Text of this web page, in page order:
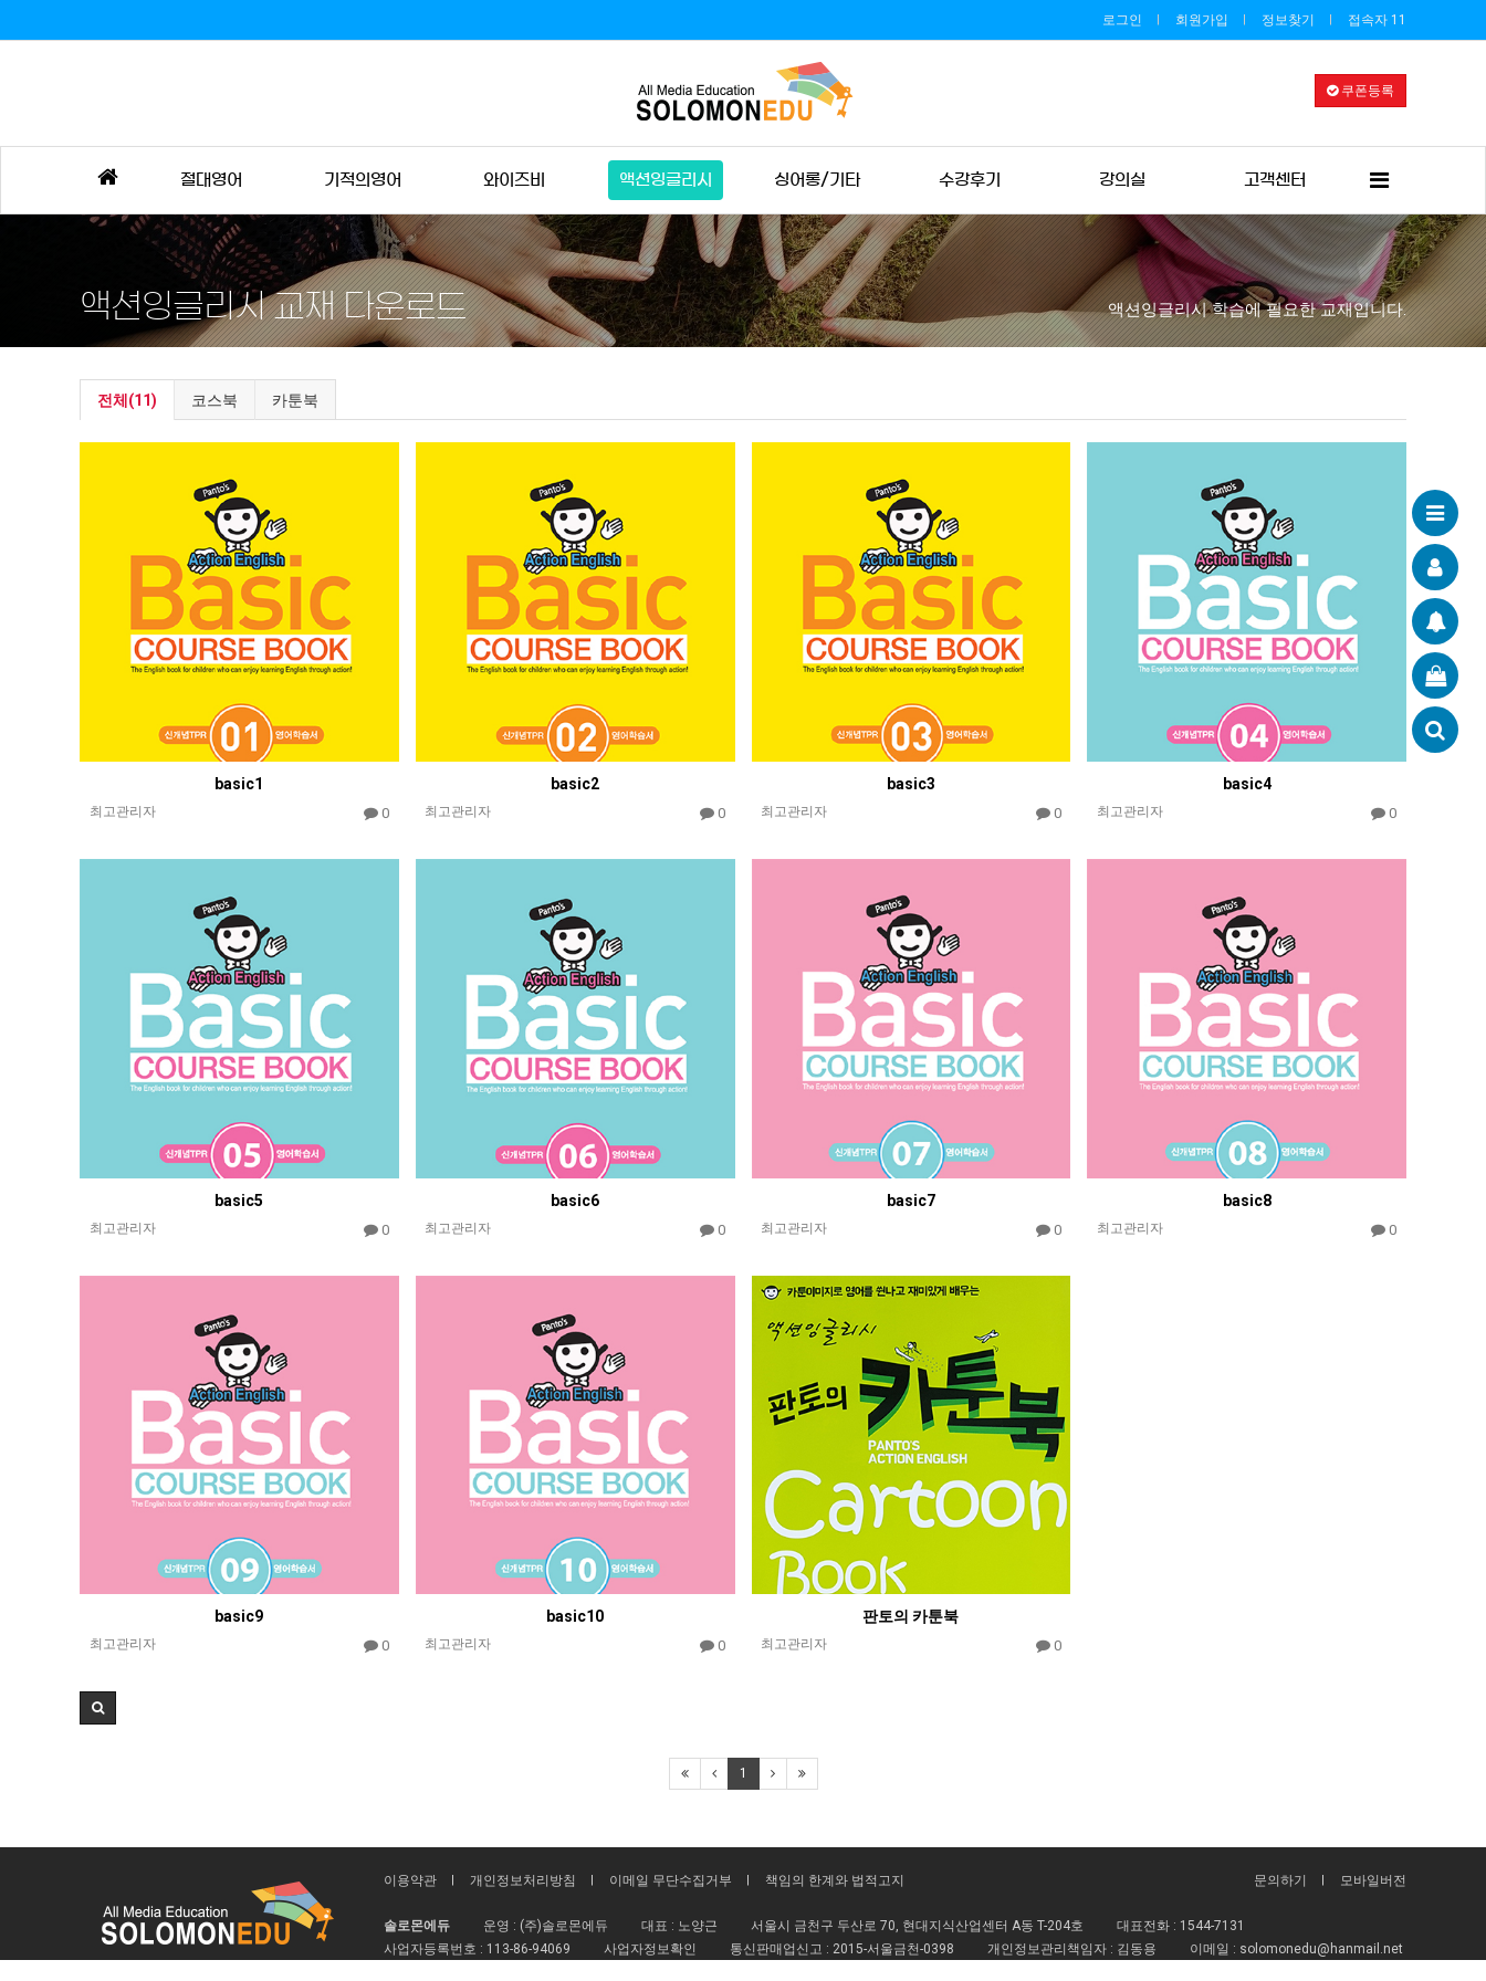
로그인 회원가입 정보찾기 접속자 11
쿠폰등록
홈
로
절대영어 기적의영어 와이즈비 액션잉글리시 싱어롱/기타 수강후기 강의실 고객센터
전
메
뉴
액션잉글리시 교재 다운로드 액션잉글리시 학습에 필요한 교재입니다.
전체(11) 코스북 카툰북
basic1
최고관리자 0
basic2
최고관리자 0
basic3
최고관리자 0
basic4
최고관리자 0
basic5
최고관리자 0
basic6
최고관리자 0
basic7
최고관리자 0
basic8
최고관리자 0
basic9
최고관리자 0
basic10
최고관리자 0
판토의 카툰북
최고관리자 0
1
이용약관 개인정보처리방침 이메일 무단수집거부 책임의 한계와 법적고지 문의하기 모바일버전
솔로몬에듀 운영 : (주)솔로몬에듀 대표 : 노양근 서울시 금천구 두산로 70, 현대지식산업센터 A동 T-204호 대표전화 : 1544-7131
사업자등록번호 : 113-86-94069 사업자정보확인 통신판매업신고 : 2015-서울금천-0398 개인정보관리책임자 : 김동용 이메일 : solomonedu@hanmail.net